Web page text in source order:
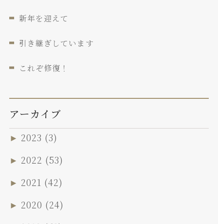
新年を迎えて
引き継ぎしています
これぞ修復！
アーカイブ
► 2023 (3)
► 2022 (53)
► 2021 (42)
► 2020 (24)